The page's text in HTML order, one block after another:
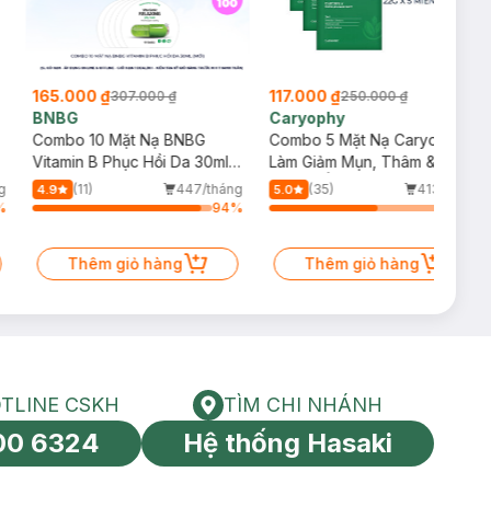
165.000 ₫307.000 ₫
BNBG
Combo 10 Mặt Nạ BNBG
Vitamin B Phục Hồi Da 30ml
(Mới)
4.9 (11)
447/tháng
94%
Thêm giỏ hàng
117.000 ₫250.000 ₫
Caryophy
Combo 5 Mặt Nạ Caryophy
Làm Giảm Mụn, Thâm &
Dưỡng Ẩm Da 22g
5.0 (35)
413/tháng
Thêm giỏ hàng
toàn cầu
HOTLINE CSKH
CSKH
6324
Tìm chi nhánh
TÌM CHI NHÁNH
Hệ thống Hasaki